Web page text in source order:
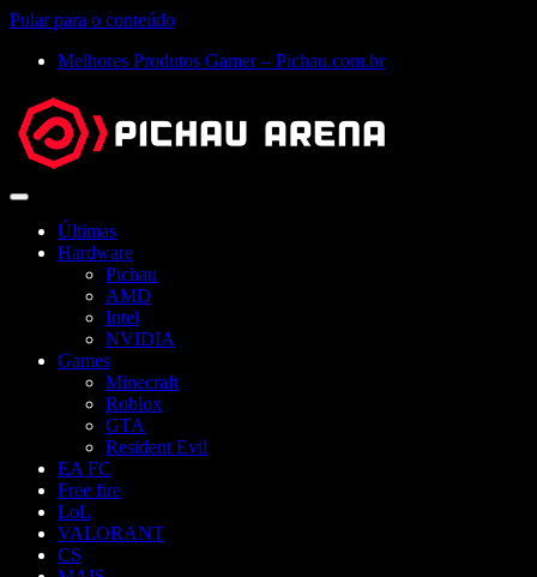
Pular para o conteúdo
Melhores Produtos Gamer – Pichau.com.br
Abrir
Últimas
Hardware
Pichau
AMD
Intel
NVIDIA
Games
Minecraft
Roblox
GTA
Resident Evil
EA FC
Free fire
LoL
VALORANT
CS